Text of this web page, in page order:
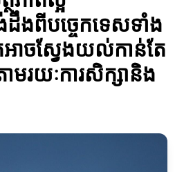
ដឹងពីបច្ចេកទេសទាំង
កអាចស្វែងយល់កាន់តែ
មរយៈការសិក្សានិង